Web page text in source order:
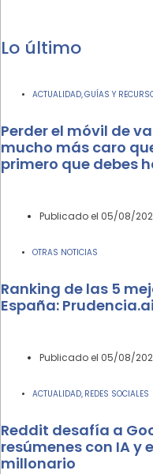
Lo último
ACTUALIDAD GUÍAS Y
Perder el móvil de
mucho más caro
primero que debes
Publicado el 05/08/
OTRAS NOTICIAS
Ranking de las 5
España:
Publicado el 05/08/
ACTUALIDAD REDES SOCIALES
Reddit desafía a
resúmenes con IA y
millonario